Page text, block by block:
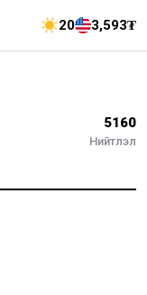
20 3,593₮
5160
Нийтлэл